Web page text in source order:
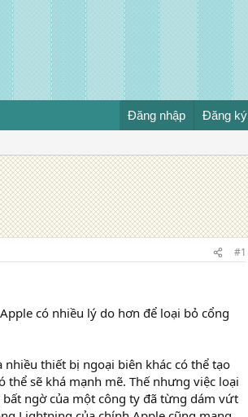
Đăng nhập Đăng ký
#1
có nhiều lý do hơn để loại bỏ cổng
thiết bị ngoại biên khác có thể tạo
sẽ khá mạnh mẽ. Thế nhưng việc loại
ngờ của một công ty đã từng dám vứt